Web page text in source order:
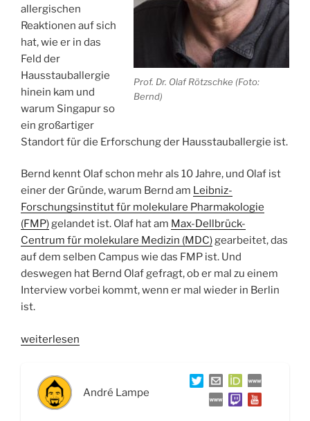
Prof. Dr. Olaf Rötzschke (Foto:
Bernd)
allergischen
Reaktionen auf sich
hat, wie er in das
Feld der
Hausstauballergie
hinein kam und
warum Singapur so
ein großartiger
Standort für die Erforschung der Hausstauballergie ist.
Bernd kennt Olaf schon mehr als 10 Jahre, und Olaf ist
einer der Gründe, warum Bernd am Leibniz-
Forschungsinstitut für molekulare Pharmakologie
(FMP)gelandet ist. Olaf hat am Max-Dellbrück-
Centrum für molekulare Medizin (MDC)gearbeitet, das
auf dem selben Campus wie das FMP ist. Und
deswegen hat Bernd Olaf gefragt, ob er mal zu einem
Interview vorbei kommt, wenn er mal wieder in Berlin
ist.
„WSR021
andere
Allergien
weiterlesen
André Lampe